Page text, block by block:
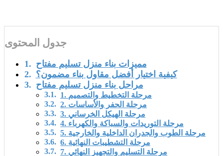
جدول المحتوى
مميزات بناء منزل تسليم مفتاح
كيفية اختيار أفضل مقاول بناء مضمون؟
مراحل بناء منزل تسليم مفتاح
1. مرحلة التخطيط والتصميم
2. مرحلة الحفر والأساسات
3. مرحلة الهيكل الخرساني
4. مرحلة التوريدات والسباكة والكهرباء
5. مرحلة الطوب والجدران الداخلية والخارجية
6. مرحلة التشطيبات النهائية
7. مرحلة التسليم والتجهيز النهائي